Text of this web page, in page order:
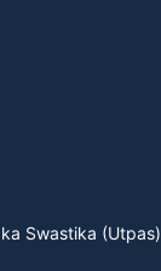
Swastika (Utpas)